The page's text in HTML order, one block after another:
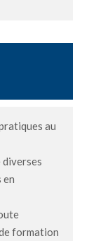
au
diverses
en
formation